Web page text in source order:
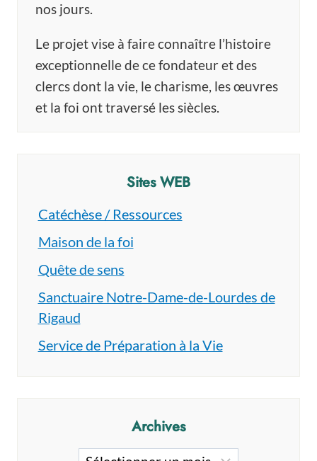
nos jours.
Le projet vise à faire connaître l’histoire
exceptionnelle de ce fondateur et des
clercs dont la vie, le charisme, les œuvres
et la foi ont traversé les siècles.
Sites WEB
Catéchèse / Ressources
Maison de la foi
Quête de sens
Sanctuaire Notre-Dame-de-Lourdes de
Rigaud
Service de Préparation à la Vie
Archives
Archives